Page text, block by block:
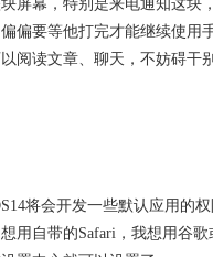
屏幕，特别是来电通知这块
偏要等他打完才能继续使用
阅读文章、聊天，不妨碍干
将会开发一些默认应用的
用自带的Safari，我想用谷